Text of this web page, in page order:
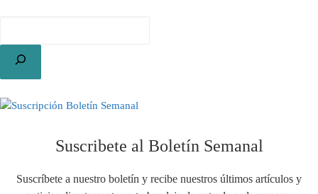
Suscribete al Boletín Semanal
Suscríbete a nuestro boletín y recibe nuestros últimos artículos y